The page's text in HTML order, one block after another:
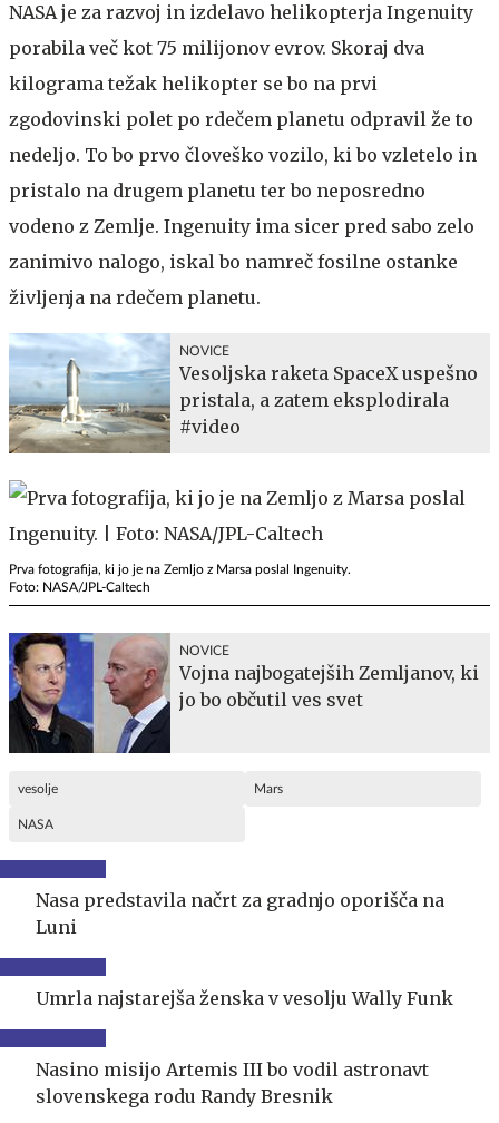
NASA je za razvoj in izdelavo helikopterja Ingenuity
porabila več kot 75 milijonov evrov. Skoraj dva
kilograma težak helikopter se bo na prvi
zgodovinski polet po rdečem planetu odpravil že to
nedeljo. To bo prvo človeško vozilo, ki bo vzletelo in
pristalo na drugem planetu ter bo neposredno
vodeno z Zemlje. Ingenuity ima sicer pred sabo zelo
zanimivo nalogo, iskal bo namreč fosilne ostanke
življenja na rdečem planetu.
NOVICE
Vesoljska raketa SpaceX uspešno
pristala, a zatem eksplodirala
#video
Prva fotografija, ki jo je na Zemljo z Marsa poslal Ingenuity.
Foto: NASA/JPL-Caltech
NOVICE
Vojna najbogatejših Zemljanov, ki
jo bo občutil ves svet
vesolje Mars
NASA
Nasa predstavila načrt za gradnjo oporišča na
Luni
Umrla najstarejša ženska v vesolju Wally Funk
Nasino misijo Artemis III bo vodil astronavt
slovenskega rodu Randy Bresnik